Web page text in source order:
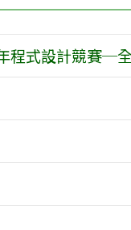
程式設計競賽─